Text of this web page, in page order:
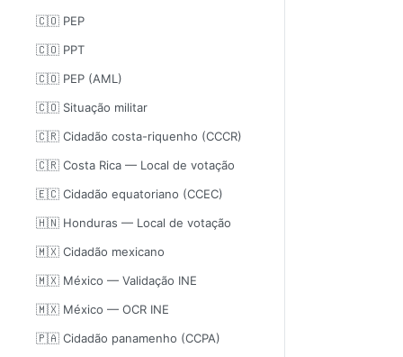
🇨🇴 PEP
🇨🇴 PPT
🇨🇴 PEP (AML)
🇨🇴 Situação militar
🇨🇷 Cidadão costa-riquenho (CCCR)
🇨🇷 Costa Rica — Local de votação
🇪🇨 Cidadão equatoriano (CCEC)
🇭🇳 Honduras — Local de votação
🇲🇽 Cidadão mexicano
🇲🇽 México — Validação INE
🇲🇽 México — OCR INE
🇵🇦 Cidadão panamenho (CCPA)